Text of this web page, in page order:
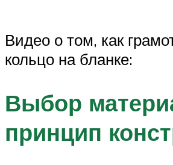
Видео о том, как
кольцо на бланке:
Выбор
принцип